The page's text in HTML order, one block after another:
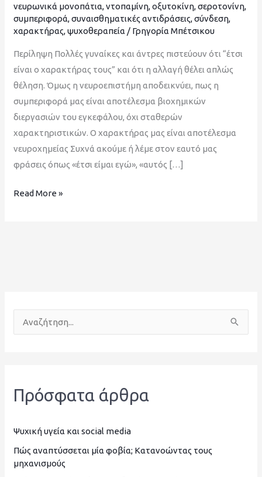
νευρωνικά μονοπάτια,ντοπαμίνη,οξυτοκίνη,σεροτονίνη,
συμπεριφορά,συναισθηματικές αντιδράσεις,σύνδεση,
χαρακτήρας,ψυχοθεραπεία / Γρηγορία Μπέτσικου
Περίληψη Πολλές γυναίκες και άντρες πιστεύουν ότι “έτσι
είναι ο χαρακτήρας τους” και ότι η αλλαγή θέλει απλώς
θέληση. Όμως η νευροεπιστήμη αποδεικνύει, πως η
συμπεριφορά μας είναι αποτέλεσμα βιοχημικών
διεργασιών του εγκεφάλου, όχι σταθερών
χαρακτηριστικών. Ο χαρακτήρας μας είναι αποτέλεσμα
νευροχημείας Συχνά ακούμε ή λέμε στον εαυτό μας
φράσεις όπως «έτσι είμαι εγώ», «αυτός […]
Read More »
η
σ
η
Πρόσφατα άρθρα
Ψυχική υγεία και social media
Πώς αναπτύσσεται μία φοβία; Κατανοώντας τους
μηχανισμούς